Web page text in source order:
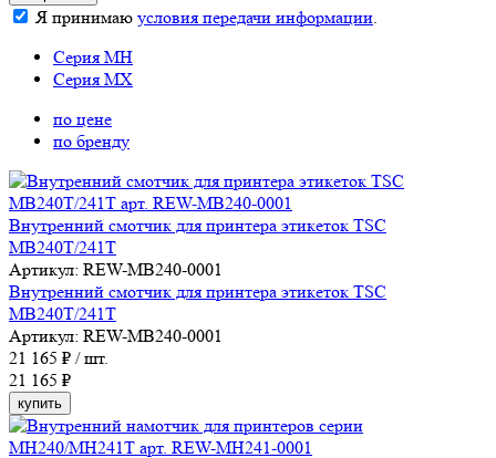
Я принимаю условия передачи информации.
Серия MH
Серия MX
по цене
по бренду
Внутренний смотчик для принтера этикеток TSC
MB240T/241T
Артикул: REW-MB240-0001
Внутренний смотчик для принтера этикеток TSC
MB240T/241T
Артикул: REW-MB240-0001
21 165 ₽ / шт.
21 165 ₽
купить